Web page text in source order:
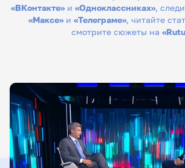
«ВКонтакте»и «Одноклассниках»,
«Максе» и «Телеграме», читайте
смотрите сюжеты на